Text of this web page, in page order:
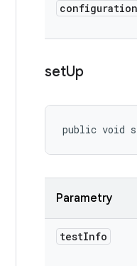
configuration
setUp
public void
Parametry
testInfo